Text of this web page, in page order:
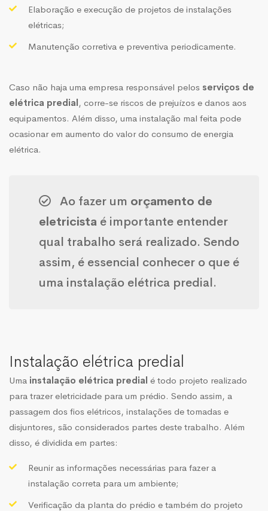
Elaboração e execução de projetos de instalações
elétricas;
Manutenção corretiva e preventiva periodicamente.
Caso não haja uma empresa responsável pelos serviços de
elétrica predial, corre-se riscos de prejuízos e danos aos
equipamentos. Além disso, uma instalação mal feita pode
ocasionar em aumento do valor do consumo de energia
elétrica.
Ao fazer um orçamento de
eletricista é importante entender
qual trabalho será realizado. Sendo
assim, é essencial conhecer o que é
uma instalação elétrica predial.
Instalação elétrica predial
Uma instalação elétrica predial é todo projeto realizado
para trazer eletricidade para um prédio. Sendo assim, a
passagem dos fios elétricos, instalações de tomadas e
disjuntores, são considerados partes deste trabalho. Além
disso, é dividida em partes:
Reunir as informações necessárias para fazer a
instalação correta para um ambiente;
Verificação da planta do prédio e também do projeto